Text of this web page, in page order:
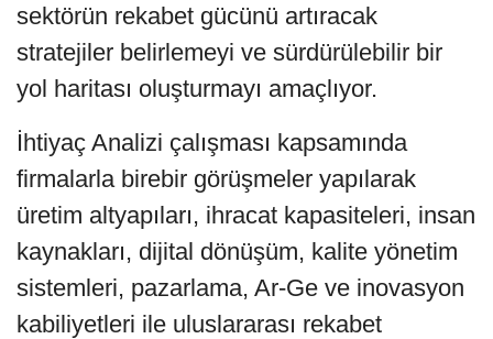
sektörün rekabet gücünü artıracak
stratejiler belirlemeyi ve sürdürülebilir bir
yol haritası oluşturmayı amaçlıyor.
İhtiyaç Analizi çalışması kapsamında
firmalarla birebir görüşmeler yapılarak
üretim altyapıları, ihracat kapasiteleri, insan
kaynakları, dijital dönüşüm, kalite yönetim
sistemleri, pazarlama, Ar-Ge ve inovasyon
kabiliyetleri ile uluslararası rekabet